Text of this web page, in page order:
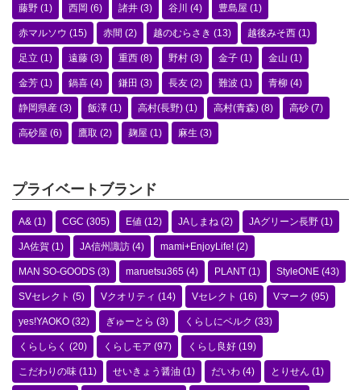
藤野 (1) 西岡 (6) 諸井 (3) 谷川 (4) 豊島屋 (1)
赤マルソウ (15) 赤間 (2) 越のむらさき (13) 越後みそ西 (1)
足立 (1) 遠藤 (3) 重西 (8) 野村 (3) 金子 (1) 金山 (1)
金芳 (1) 鍋喜 (4) 鎌田 (3) 長友 (2) 難波 (1) 青柳 (4)
静岡県産 (3) 飯澤 (1) 高村(長野) (1) 高村(青森) (8) 高砂 (7)
高砂屋 (6) 鷹取 (2) 麹屋 (1) 麻生 (3)
プライベートブランド
A& (1) CGC (305) E値 (12) JAしまね (2) JAグリーン長野 (1)
JA佐賀 (1) JA信州諏訪 (4) mami+EnjoyLife! (2)
MAN SO-GOODS (3) maruetsu365 (4) PLANT (1) StyleONE (43)
SVセレクト (5) Vクオリティ (14) Vセレクト (16) Vマーク (95)
yes!YAOKO (32) ぎゅーとら (3) くらしにベルク (33)
くらしらく (20) くらしモア (97) くらし良好 (19)
こだわりの味 (11) せいきょう醤油 (1) だいわ (4) とりせん (1)